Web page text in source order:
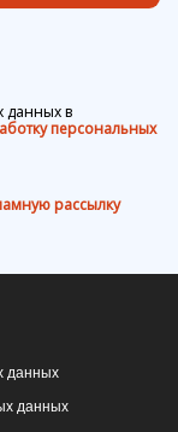
данных в
персональных
рассылку
данных
данных